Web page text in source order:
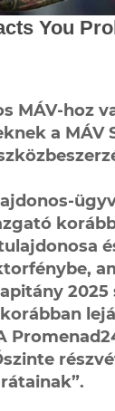
MÁV-hoz
a MÁV